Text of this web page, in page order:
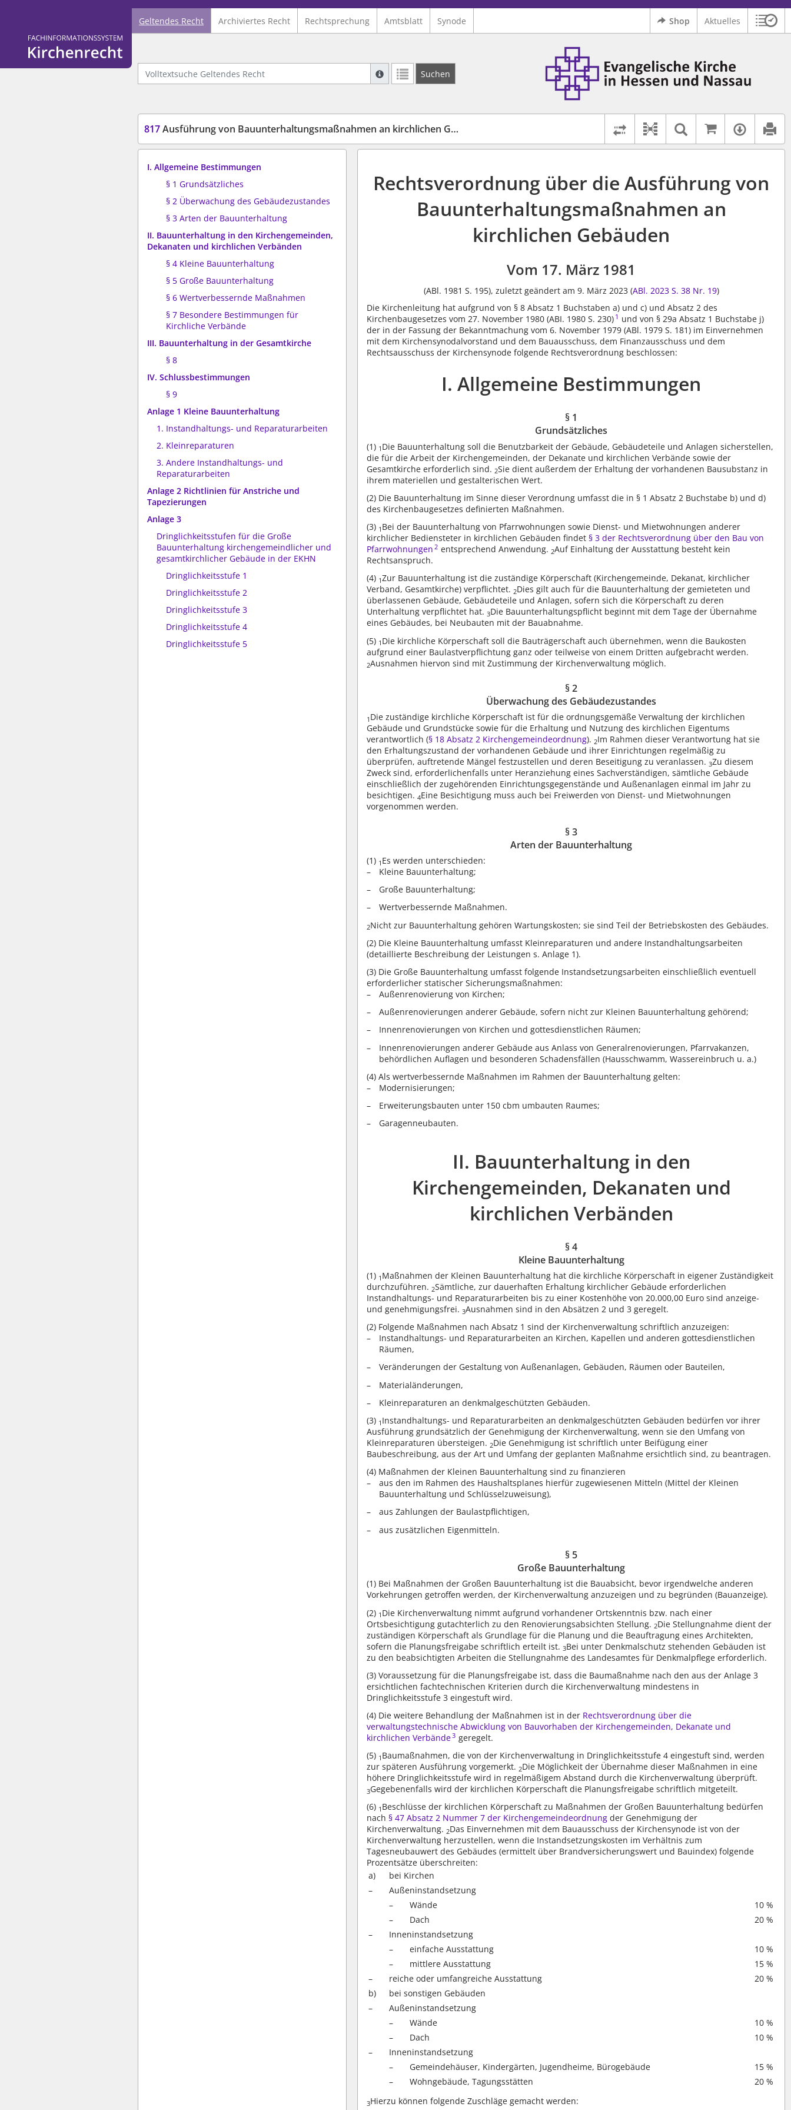
Logo Fachinformationssystem Kirchenrecht
Geltendes Recht Archiviertes Recht Rechtsprechung Amtsblatt Synode Shop Aktuelles
Volltextsuche Geltendes Recht
Suche mit Platzhalter "*", Bsp. Pfarrer*, findet auch: "Pfarrerinitiative" oder "Pfarrerausschuss".
Weitere Suchoperatoren finden Sie in unserer Hilfe.
Suchen
Logo Ev. Kirche in Hessen und Nassau
817Ausführung von Bauunterhaltungsmaßnahmen an kirchlichen Gebäuden
Rechtsstände vergleichen
Dokument-Beziehungen
Textsuche im
Auf
I. Allgemeine Bestimmungen
§ 1 Grundsätzliches
§ 2 Überwachung des Gebäudezustandes
§ 3 Arten der Bauunterhaltung
II. Bauunterhaltung in den Kirchengemeinden,
Dekanaten und kirchlichen Verbänden
§ 4 Kleine Bauunterhaltung
§ 5 Große Bauunterhaltung
§ 6 Wertverbessernde Maßnahmen
§ 7 Besondere Bestimmungen für
Kirchliche Verbände
III. Bauunterhaltung in der Gesamtkirche
§ 8
IV. Schlussbestimmungen
§ 9
Anlage 1 Kleine Bauunterhaltung
1. Instandhaltungs- und Reparaturarbeiten
2. Kleinreparaturen
3. Andere Instandhaltungs- und
Reparaturarbeiten
Anlage 2 Richtlinien für Anstriche und
Tapezierungen
Anlage 3
Dringlichkeitsstufen für die Große
Bauunterhaltung kirchengemeindlicher und
gesamtkirchlicher Gebäude in der EKHN
Dringlichkeitsstufe 1
Dringlichkeitsstufe 2
Dringlichkeitsstufe 3
Dringlichkeitsstufe 4
Dringlichkeitsstufe 5
Rechtsverordnung über die Ausführung von
Bauunterhaltungsmaßnahmen an
kirchlichen Gebäuden
Vom 17. März 1981
(ABl. 1981 S. 195), zuletzt geändert am 9. März 2023 (ABl. 2023 S. 38 Nr. 19)
Die Kirchenleitung hat aufgrund von § 8 Absatz 1 Buchstaben a) und c) und Absatz 2 des
Kirchenbaugesetzes vom 27. November 1980 (ABI. 1980 S. 230) 1 und von § 29a Absatz 1 Buchstabe j)
der in der Fassung der Bekanntmachung vom 6. November 1979 (ABl. 1979 S. 181) im Einvernehmen
mit dem Kirchensynodalvorstand und dem Bauausschuss, dem Finanzausschuss und dem
Rechtsausschuss der Kirchensynode folgende Rechtsverordnung beschlossen:
I. Allgemeine Bestimmungen
§ 1
Grundsätzliches
(1) 1 Die Bauunterhaltung soll die Benutzbarkeit der Gebäude, Gebäudeteile und Anlagen sicherstellen,
die für die Arbeit der Kirchengemeinden, der Dekanate und kirchlichen Verbände sowie der
Gesamtkirche erforderlich sind. 2Sie dient außerdem der Erhaltung der vorhandenen Bausubstanz in
ihrem materiellen und gestalterischen Wert.
(2) Die Bauunterhaltung im Sinne dieser Verordnung umfasst die in § 1 Absatz 2 Buchstabe b) und d)
des Kirchenbaugesetzes definierten Maßnahmen.
(3) 1 Bei der Bauunterhaltung von Pfarrwohnungen sowie Dienst- und Mietwohnungen anderer
kirchlicher Bediensteter in kirchlichen Gebäuden findet§ 3 der Rechtsverordnung über den Bau von
Pfarrwohnungen 2 entsprechend Anwendung. 2Auf Einhaltung der Ausstattung besteht kein
Rechtsanspruch.
(4) 1Zur Bauunterhaltung ist die zuständige Körperschaft (Kirchengemeinde, Dekanat, kirchlicher
Verband, Gesamtkirche) verpflichtet. 2Dies gilt auch für die Bauunterhaltung der gemieteten und
überlassenen Gebäude, Gebäudeteile und Anlagen, sofern sich die Körperschaft zu deren
Unterhaltung verpflichtet hat.3Die Bauunterhaltungspflicht beginnt mit dem Tage der Übernahme
eines Gebäudes, bei Neubauten mit der Bauabnahme.
(5) 1 Die kirchliche Körperschaft soll die Bauträgerschaft auch übernehmen, wenn die Baukosten
aufgrund einer Baulastverpflichtung ganz oder teilweise von einem Dritten aufgebracht werden.
2Ausnahmen hiervon sind mit Zustimmung der Kirchenverwaltung möglich.
§ 2
Überwachung des Gebäudezustandes
1 Die zuständige kirchliche Körperschaft ist für die ordnungsgemäße Verwaltung der kirchlichen
Gebäude und Grundstücke sowie für die Erhaltung und Nutzung des kirchlichen Eigentums
verantwortlich (§ 18 Absatz 2 Kirchengemeindeordnung). 2Im Rahmen dieser Verantwortung hat sie
den Erhaltungszustand der vorhandenen Gebäude und ihrer Einrichtungen regelmäßig zu
überprüfen, auftretende Mängel festzustellen und deren Beseitigung zu veranlassen.3Zu diesem
Zweck sind, erforderlichenfalls unter Heranziehung eines Sachverständigen, sämtliche Gebäude
einschließlich der zugehörenden Einrichtungsgegenstände und Außenanlagen einmal im Jahr zu
besichtigen.4Eine Besichtigung muss auch bei Freiwerden von Dienst- und Mietwohnungen
vorgenommen werden.
§ 3
Arten der Bauunterhaltung
(1) 1 Es werden unterschieden:
Kleine Bauunterhaltung;
Große Bauunterhaltung;
Wertverbessernde Maßnahmen.
2Nicht zur Bauunterhaltung gehören Wartungskosten; sie sind Teil der Betriebskosten des Gebäudes.
(2) Die Kleine Bauunterhaltung umfasst Kleinreparaturen und andere Instandhaltungsarbeiten
(detaillierte Beschreibung der Leistungen s. Anlage 1).
(3) Die Große Bauunterhaltung umfasst folgende Instandsetzungsarbeiten einschließlich eventuell
erforderlicher statischer Sicherungsmaßnahmen:
Außenrenovierung von Kirchen;
Außenrenovierungen anderer Gebäude, sofern nicht zur Kleinen Bauunterhaltung gehörend;
Innenrenovierungen von Kirchen und gottesdienstlichen Räumen;
Innenrenovierungen anderer Gebäude aus Anlass von Generalrenovierungen, Pfarrvakanzen,
behördlichen Auflagen und besonderen Schadensfällen (Hausschwamm, Wassereinbruch u. a.)
(4) Als wertverbessernde Maßnahmen im Rahmen der Bauunterhaltung gelten:
Modernisierungen;
Erweiterungsbauten unter 150 cbm umbauten Raumes;
Garagenneubauten.
II. Bauunterhaltung in den
Kirchengemeinden, Dekanaten und
kirchlichen Verbänden
§ 4
Kleine Bauunterhaltung
(1) 1 Maßnahmen der Kleinen Bauunterhaltung hat die kirchliche Körperschaft in eigener Zuständigkeit
durchzuführen. 2Sämtliche, zur dauerhaften Erhaltung kirchlicher Gebäude erforderlichen
Instandhaltungs- und Reparaturarbeiten bis zu einer Kostenhöhe von 20.000,00 Euro sind anzeige-
und genehmigungsfrei.3Ausnahmen sind in den Absätzen 2 und 3 geregelt.
(2) Folgende Maßnahmen nach Absatz 1 sind der Kirchenverwaltung schriftlich anzuzeigen:
Instandhaltungs- und Reparaturarbeiten an Kirchen, Kapellen und anderen gottesdienstlichen
Räumen,
Veränderungen der Gestaltung von Außenanlagen, Gebäuden, Räumen oder Bauteilen,
Materialänderungen,
Kleinreparaturen an denkmalgeschützten Gebäuden.
(3) 1 Instandhaltungs- und Reparaturarbeiten an denkmalgeschützten Gebäuden bedürfen vor ihrer
Ausführung grundsätzlich der Genehmigung der Kirchenverwaltung, wenn sie den Umfang von
Kleinreparaturen übersteigen. 2Die Genehmigung ist schriftlich unter Beifügung einer
Baubeschreibung, aus der Art und Umfang der geplanten Maßnahme ersichtlich sind, zu beantragen.
(4) Maßnahmen der Kleinen Bauunterhaltung sind zu finanzieren
aus den im Rahmen des Haushaltsplanes hierfür zugewiesenen Mitteln (Mittel der Kleinen
Bauunterhaltung und Schlüsselzuweisung),
aus Zahlungen der Baulastpflichtigen,
aus zusätzlichen Eigenmitteln.
§ 5
Große Bauunterhaltung
(1) Bei Maßnahmen der Großen Bauunterhaltung ist die Bauabsicht, bevor irgendwelche anderen
Vorkehrungen getroffen werden, der Kirchenverwaltung anzuzeigen und zu begründen (Bauanzeige).
(2) 1 Die Kirchenverwaltung nimmt aufgrund vorhandener Ortskenntnis bzw. nach einer
Ortsbesichtigung gutachterlich zu den Renovierungsabsichten Stellung. 2Die Stellungnahme dient der
zuständigen Körperschaft als Grundlage für die Planung und die Beauftragung eines Architekten,
sofern die Planungsfreigabe schriftlich erteilt ist.3Bei unter Denkmalschutz stehenden Gebäuden ist
zu den beabsichtigten Arbeiten die Stellungnahme des Landesamtes für Denkmalpflege erforderlich.
(3) Voraussetzung für die Planungsfreigabe ist, dass die Baumaßnahme nach den aus der Anlage 3
ersichtlichen fachtechnischen Kriterien durch die Kirchenverwaltung mindestens in
Dringlichkeitsstufe 3 eingestuft wird.
(4) Die weitere Behandlung der Maßnahmen ist in der Rechtsverordnung über die
verwaltungstechnische Abwicklung von Bauvorhaben der Kirchengemeinden, Dekanate und
kirchlichen Verbände3 geregelt.
(5) 1 Baumaßnahmen, die von der Kirchenverwaltung in Dringlichkeitsstufe 4 eingestuft sind, werden
zur späteren Ausführung vorgemerkt. 2Die Möglichkeit der Übernahme dieser Maßnahmen in eine
höhere Dringlichkeitsstufe wird in regelmäßigem Abstand durch die Kirchenverwaltung überprüft.
3Gegebenenfalls wird der kirchlichen Körperschaft die Planungsfreigabe schriftlich mitgeteilt.
(6) 1 Beschlüsse der kirchlichen Körperschaft zu Maßnahmen der Großen Bauunterhaltung bedürfen
nach§ 47 Absatz 2 Nummer 7 der Kirchengemeindeordnung der Genehmigung der
Kirchenverwaltung. 2Das Einvernehmen mit dem Bauausschuss der Kirchensynode ist von der
Kirchenverwaltung herzustellen, wenn die Instandsetzungskosten im Verhältnis zum
Tagesneubauwert des Gebäudes (ermittelt über Brandversicherungswert und Bauindex) folgende
Prozentsätze überschreiten:
a)
bei Kirchen
–
Außeninstandsetzung
–
Wände
10 %
–
Dach
20 %
–
Inneninstandsetzung
–
einfache Ausstattung
10 %
–
mittlere Ausstattung
15 %
–
reiche oder umfangreiche Ausstattung
20 %
b)
bei sonstigen Gebäuden
–
Außeninstandsetzung
–
Wände
10 %
–
Dach
10 %
–
Inneninstandsetzung
–
Gemeindehäuser, Kindergärten, Jugendheime, Bürogebäude
15 %
–
Wohngebäude, Tagungsstätten 20 %
3Hierzu können folgende Zuschläge gemacht werden: